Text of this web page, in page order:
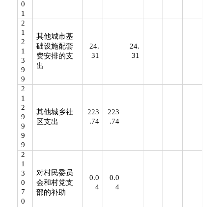
0
1
2
1
2
1
3
9
9
其他城市基
础设施配套
费安排的支
出
24.
31
24.
31
2
1
2
9
9
9
9
其他城乡社
区支出
223
.74
223
.74
2
1
3
0
7
0
对村民委员
会和村党支
部的补助
0.0
4
0.0
4